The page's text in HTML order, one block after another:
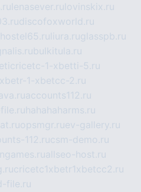
lenasever.ru lovinskix.ru
discofoxworld.ru
hostel65.ru liura.ruglasspb.ru
bulkitula.ru
1-xbetti-5.ru
1-xbetcc-2.ru
accounts112.ru
hahahaharms.ru
opsmgr.ruev-gallery.ru
112.rucsm-demo.ru
allseo-host.ru
cricetc1xbetr1xbetcc2.ru
file.ru